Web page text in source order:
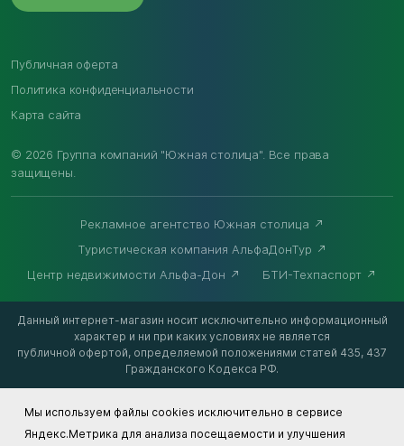
© 2026 Группа компаний "Южная столица". Все права
защищены.
Публичная оферта
Политика конфиденциальности
Карта сайта
Рекламное агентство Южная столица
Туристическая компания АльфаДонТур
Центр недвижимости Альфа-Дон
БТИ-Техпаспорт
Данный интернет-магазин носит исключительно информационный
характер и ни при каких условиях не является
публичной офертой, определяемой положениями статей 435, 437
Гражданского Кодекса РФ.
Мы используем файлы cookies исключительно в сервисе
Яндекс.Метрика для анализа посещаемости и улучшения